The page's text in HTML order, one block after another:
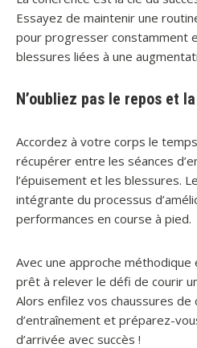
Essayez de maintenir une
pour progresser constamment
blessures liées à une
N’oubliez pas le repos et
Accordez à votre corps le
récupérer entre les séances
l’épuisement et les blessures.
intégrante du processus
performances en course à pied.
Avec une approche
prêt à relever le défi de courir
Alors enfilez vos chaussures
d’entraînement et préparez-
d’arrivée avec succès !